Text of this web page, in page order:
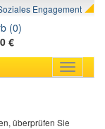
Engagement
(0)
€
Toggle
überprüfen Sie